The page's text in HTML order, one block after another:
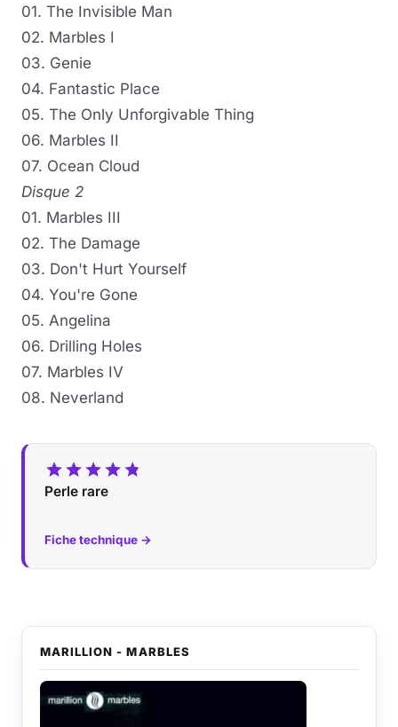
01. The Invisible Man
02. Marbles I
03. Genie
04. Fantastic Place
05. The Only Unforgivable Thing
06. Marbles II
07. Ocean Cloud
Disque 2
01. Marbles III
02. The Damage
03. Don't Hurt Yourself
04. You're Gone
05. Angelina
06. Drilling Holes
07. Marbles IV
08. Neverland
Perle rare
Fiche technique →
MARILLION - MARBLES